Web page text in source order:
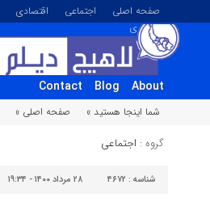
صفحه اصلی اجتماعی اقتصادی
تصویری
About
Blog
Contact
شما اینجا هستید »
صفحه اصلی »
گروه : اجتماعی
شناسه : ۴۶۷۲ ۲۸ مرداد ۱۴۰۰ - ۱۹:۳۴